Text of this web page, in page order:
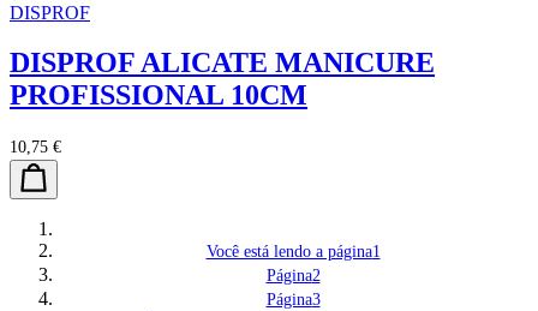
DISPROF
DISPROF ALICATE MANICURE
PROFISSIONAL 10CM
10,75 €
Você está lendo a página1
Página2
Página3